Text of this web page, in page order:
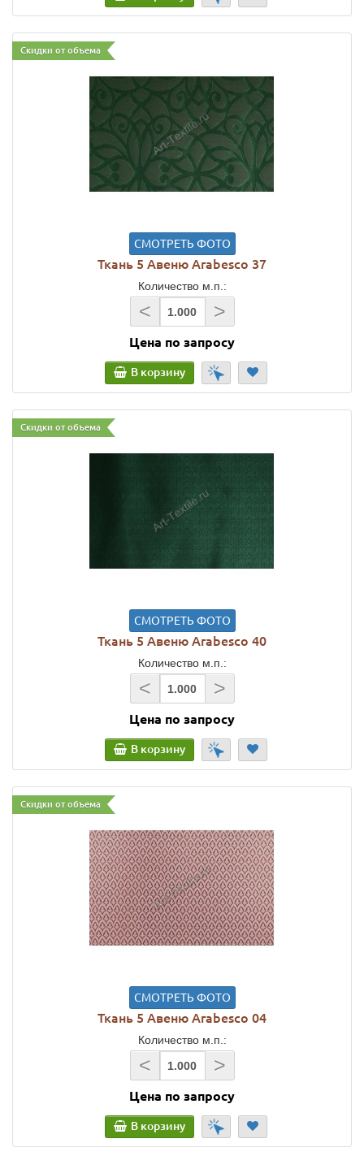
Скидки от объема
СМОТРЕТЬ ФОТО
Ткань 5 Авеню Arabesco 37
Количество м.п.:
< >
Цена по запросу
В корзину
Скидки от объема
СМОТРЕТЬ ФОТО
Ткань 5 Авеню Arabesco 40
Количество м.п.:
< >
Цена по запросу
В корзину
Скидки от объема
СМОТРЕТЬ ФОТО
Ткань 5 Авеню Arabesco 04
Количество м.п.:
< >
Цена по запросу
В корзину